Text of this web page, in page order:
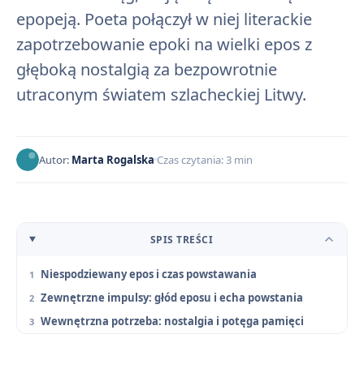
epopeją. Poeta połączył w niej literackie
zapotrzebowanie epoki na wielki epos z
głęboką nostalgią za bezpowrotnie
utraconym światem szlacheckiej Litwy.
Autor: Marta Rogalska Czas czytania: 3 min
SPIS TREŚCI
Niespodziewany epos i czas powstawania
Zewnętrzne impulsy: głód eposu i echa powstania
Wewnętrzna potrzeba: nostalgia i potęga pamięci